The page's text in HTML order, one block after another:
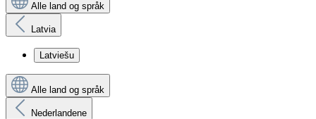
Alle land og språk
Latvia
Latviešu
Alle land og språk
Nederlandene